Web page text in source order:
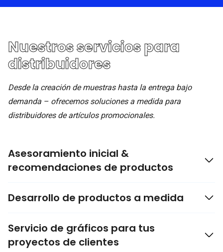
Nuestros serviciospara
distribuidores
Desde la creación de muestras hasta la entrega bajo
demanda – ofrecemos soluciones a medida para
distribuidores de artículos promocionales.
Asesoramiento inicial &
recomendaciones de productos
Junto con usted, encontramos el producto adecuado –
adaptado a su público objetivo, área de uso y presupuesto.
También le asesoramos sobre distribución de tallas,
procesos de producción y opciones de diseño – de manera
clara, transparente y orientada a soluciones.
Desarrollo de productos a medida
Producciones especiales, nuevos materiales o soluciones
con moldes – hacemos realidad ideas de productos
Servicio de gráficos para tus
proyectos de clientes